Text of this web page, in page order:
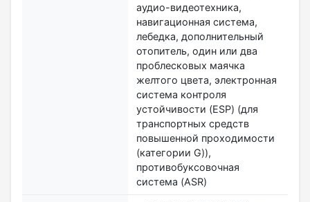
аудио-видеотехника,
навигационная система,
лебедка, дополнительный
отопитель, один или два
проблесковых маячка
желтого цвета, электронная
система контроля
устойчивости (ESP) (для
транспортных средств
повышенной проходимости
(категории G)),
противобуксовочная
система (ASR)